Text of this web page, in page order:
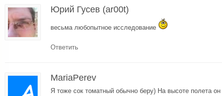
Юрий Гусев (ar00t)
весьма любопытное исследование
Ответить
MariaPerev
Я тоже сок томатный обычно беру) На высоте полета он